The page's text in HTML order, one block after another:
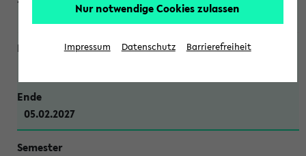
WiSe 2026/2027
05.02.2027
Nur notwendige Cookies zulassen
Impressum Datenschutz Barrierefreiheit